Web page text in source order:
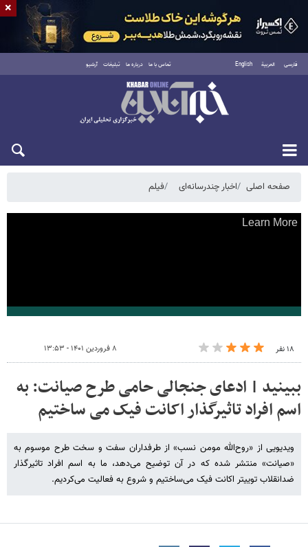
فارسی العربية English تماس با ما درباره ما تبلیغات آرشیو
پنجشنبه ۱۵ مرداد ۱۴۰۵
صفحه اصلی اخبار چندرسانه‌ای فیلم
۱۸ نفر ۸ فروردین ۱۴۰۱ - ۱۳:۵۳
ببینید | ادعای جنجالی حامی طرح صیانت: به
اسم افراد تاثیرگذار اکانت فیک می ساختیم
ویدیویی از «روح‌الله مومن نسب» از طرفداران سفت‌ و سخت طرح موسوم به
«صیانت» منتشر شده که در آن توضیح می‌دهد، ما به اسم افراد تاثیرگذار
ضدانقلاب توییتر اکانت فیک می‌ساختیم و شروع به فعالیت می‌کردیم.
×